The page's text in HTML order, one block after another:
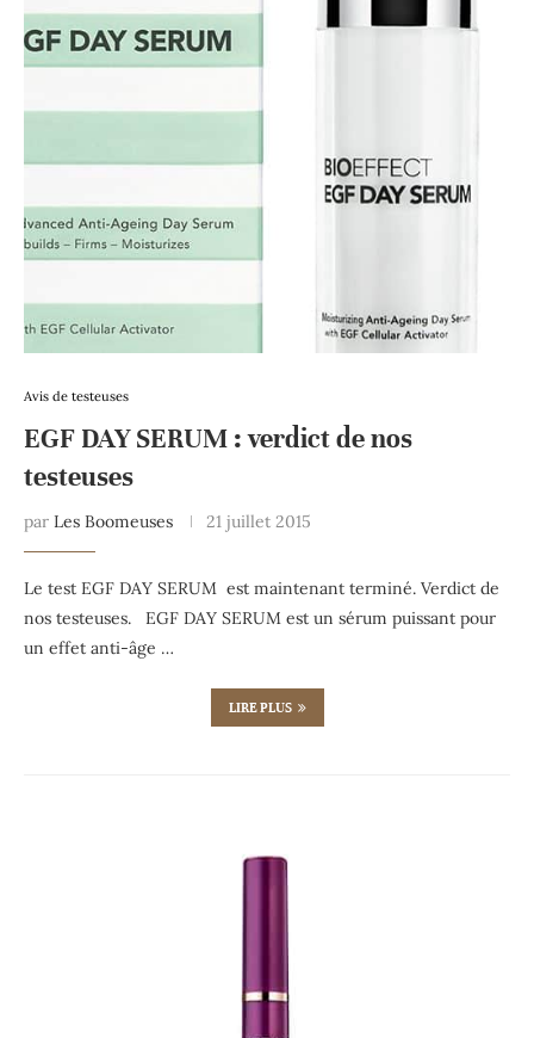
Avis de testeuses
EGF DAY SERUM : verdict de nos
testeuses
par Les Boomeuses 21 juillet 2015
Le test EGF DAY SERUM est maintenant terminé. Verdict de
nos testeuses. EGF DAY SERUM est un sérum puissant pour
un effet anti-âge …
LIRE PLUS